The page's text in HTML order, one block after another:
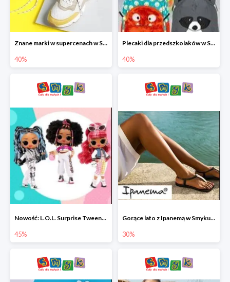
Znane marki w supercenach w Smyku - buty do -40%
40%
Plecaki dla przedszkolaków w Smyku do -40%
40%
Nowość: L.O.L. Surprise Tweens Doll w Smyku do -45%
45%
Gorące lato z Ipanemą w Smyku do -30%
30%